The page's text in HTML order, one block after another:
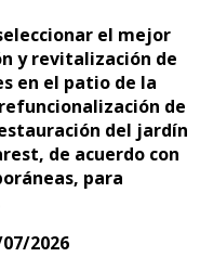
el mejor
y revitalización de
en el patio de la
de
del jardín
de acuerdo con
para
2026